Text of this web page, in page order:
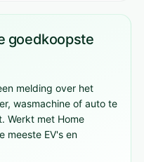
goedkoopste
melding over het
wasmachine of auto te
Werkt met Home
meeste EV's en